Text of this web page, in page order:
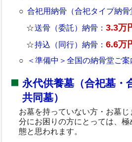
合祀用納骨（合祀タイプ納骨
送骨（委託）納骨：3.3万
持込（同行）納骨：6.6万
＜準備中＞全国の納骨堂ご案
永代供養墓（合祀墓・
共同墓）
お墓を持っていない方・お墓
分にお困りの方にとっては、
態と思われます。